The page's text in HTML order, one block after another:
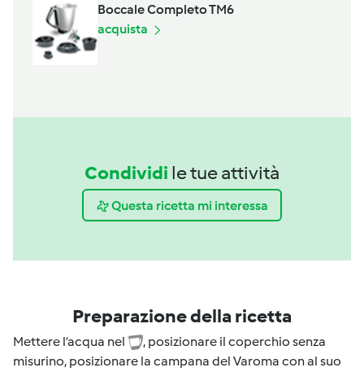
Boccale Completo TM6
acquista
Condividi le tue attività
Questa ricetta mi interessa
Preparazione della ricetta
Mettere l’acqua nel
, posizionare il coperchio senza
misurino, posizionare la campana del Varoma con al suo